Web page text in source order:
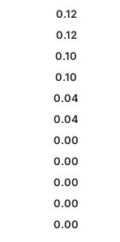
0.12
0.12
0.10
0.10
0.04
0.04
0.00
0.00
0.00
0.00
0.00